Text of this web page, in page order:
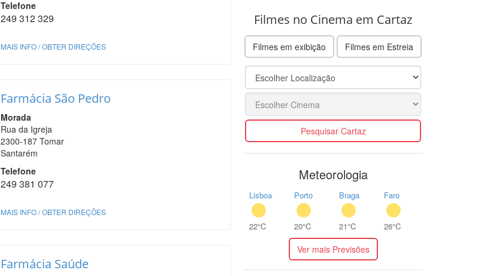
Telefone
249 312 329
MAIS INFO / OBTER DIREÇÕES
Farmácia São Pedro
Morada
Rua da Igreja
2300-187 Tomar
Santarém
Telefone
249 381 077
MAIS INFO / OBTER DIREÇÕES
Farmácia Saúde
Filmes no Cinema em Cartaz
Filmes em exibição Filmes em Estreia
Pesquisar Cartaz
Meteorologia
Lisboa
22°C
Porto
20°C
Braga
21°C
Faro
26°C
Ver mais Previsões